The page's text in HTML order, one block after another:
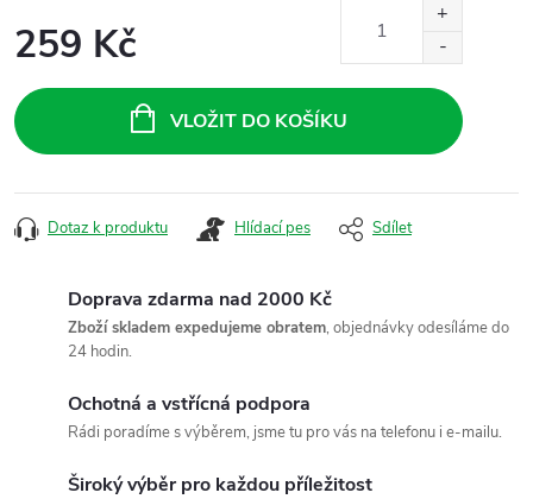
259 Kč
cena:
VLOŽIT DO KOŠÍKU
Dotaz k produktu Hlídací pes Sdílet
Doprava zdarma nad 2000 Kč
Zboží skladem expedujeme obratem, objednávky odesíláme do
24 hodin.
Ochotná a vstřícná podpora
Rádi poradíme s výběrem, jsme tu pro vás na telefonu i e-mailu.
Široký výběr pro každou příležitost